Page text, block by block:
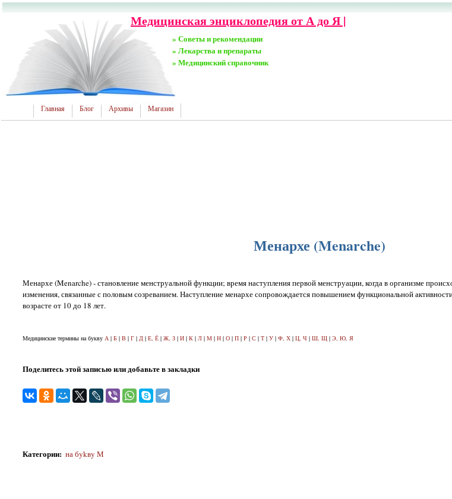
Медицинская энциклопедия от А до Я |
» Советы и рекомендации
» Лекарства и препараты
» Медицинский справочник
Главная Блог Архивы Магазин
Менархе (Menarche)
Менархе (Menarche) - становление менструальной функции; время наступления первой менструации, когда в организме
изменения, связанные с половым созреванием. Наступление менархе сопровождается повышением функциональной
возрасте от 10 до 18 лет.
Медицинские термины на букву А | Б | В| Г| Д| Е, Ё| Ж, З| И| К| Л| М| Н| О| П| Р | С| Т| У| Ф, Х| Ц, Ч | Ш, Щ| Э, Ю, Я
Поделитесь этой записью или добавьте в закладки
Категории: на бykвy М